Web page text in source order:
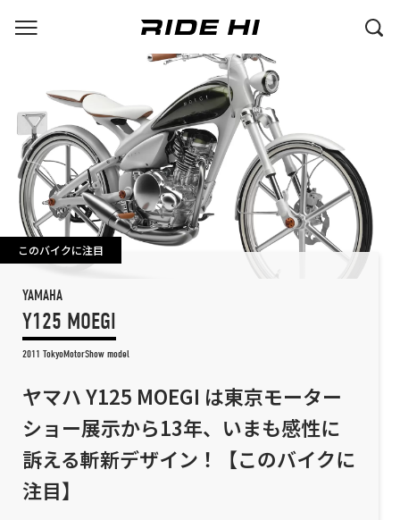
このバイクに注目
YAMAHA
Y125 MOEGI
2011 TokyoMotorShow model
ヤマハ Y125 MOEGI は東京モーター
ショー展示から13年、いまも感性に
訴える斬新デザイン！【このバイクに
注目】